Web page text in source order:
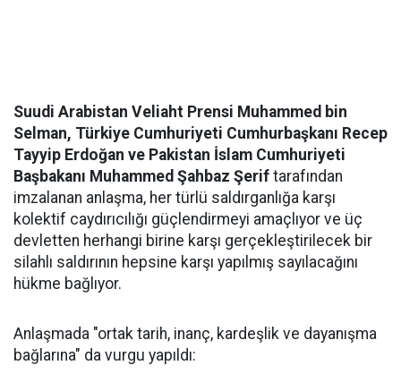
Suudi Arabistan Veliaht Prensi Muhammed bin
Selman, Türkiye Cumhuriyeti Cumhurbaşkanı Recep
Tayyip Erdoğan ve Pakistan İslam Cumhuriyeti
Başbakanı Muhammed Şahbaz Şerif tarafından
imzalanan anlaşma, her türlü saldırganlığa karşı
kolektif caydırıcılığı güçlendirmeyi amaçlıyor ve üç
devletten herhangi birine karşı gerçekleştirilecek bir
silahlı saldırının hepsine karşı yapılmış sayılacağını
hükme bağlıyor.
Anlaşmada "ortak tarih, inanç, kardeşlik ve dayanışma
bağlarına" da vurgu yapıldı: